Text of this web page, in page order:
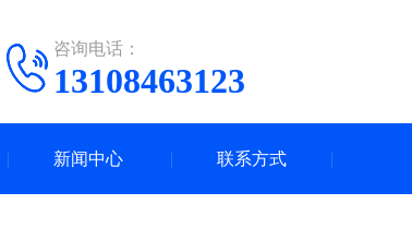
咨询电话：
13108463123
新闻中心 联系方式